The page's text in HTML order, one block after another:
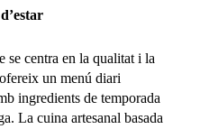
se centra en la qualitat i la
un menú diari
ingredients de temporada
La cuina artesanal basada